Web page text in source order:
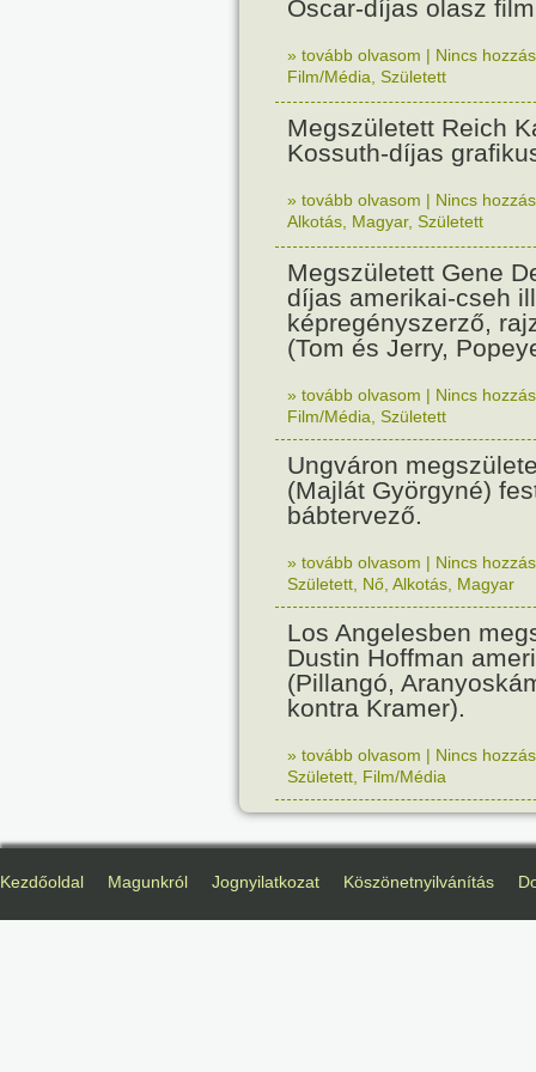
Oscar-díjas olasz
» tovább olvasom | Nincs
Film/Média Született
Megszületett Reich
Kossuth-díjas
» tovább olvasom | Nincs
Alkotás Magyar, Született
Megszületett Gene
díjas amerikai-cseh
képregényszerző,
(Tom és Jerry,
» tovább olvasom | Nincs
Film/Média Született
Ungváron
(Majlát Györgyné)
bábtervező.
» tovább olvasom | Nincs
Született Nő Alkotás Magyar
Los Angelesben
Dustin Hoffman
(Pillangó,
kontra Kramer).
» tovább olvasom | Nincs
Született Film/Média
Kezdőoldal Magunkról Jognyilatkozat Köszönetnyilvánítás